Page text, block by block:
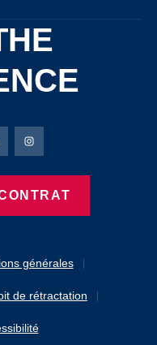
générales
de rétractation
de Bierbaum-Proenen
Bierbaum-Proenen
LinkedIn de
Page Instagram de